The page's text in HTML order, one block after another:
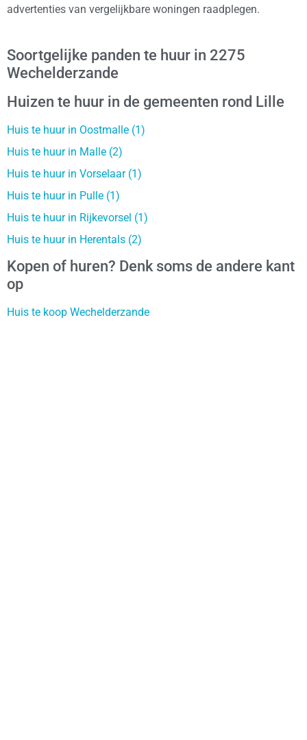
advertenties van vergelijkbare woningen raadplegen.
Soortgelijke panden te huur in 2275
Wechelderzande
Huizen te huur in de gemeenten rond Lille
Huis te huur in Oostmalle (1)
Huis te huur in Malle (2)
Huis te huur in Vorselaar (1)
Huis te huur in Pulle (1)
Huis te huur in Rijkevorsel (1)
Huis te huur in Herentals (2)
Kopen of huren? Denk soms de andere kant
op
Huis te koop Wechelderzande